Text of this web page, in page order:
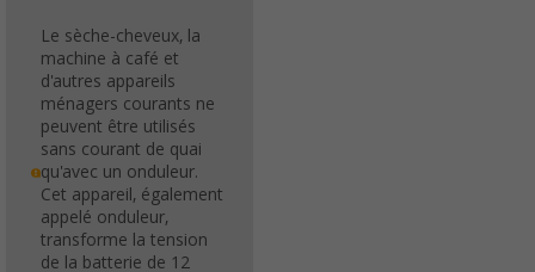
Le sèche-cheveux, la
machine à café et
d'autres appareils
ménagers courants ne
peuvent être utilisés
sans courant de quai
qu'avec un onduleur.
Cet appareil, également
appelé onduleur,
transforme la tension
de la batterie de 12